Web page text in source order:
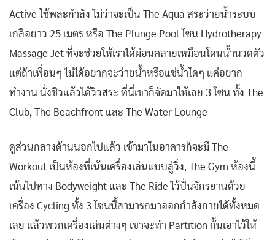
Active ใช้พละกำลัง ไม่ว่าจะเป็น The Aqua สระว่ายน้ำระบบ
เกลือยาว 25 เมตร หรือ The Plunge Pool โซน Hydrotherapy
Massage Jet ที่จะช่วยให้เราได้ผ่อนคลายเหมือนโดนน้ำนวดตัว
แต่ถ้าเพื่อนๆ ไม่ได้อยากจะว่ายน้ำหรือแช่น้ำใดๆ แค่อยาก
ทำงาน นั่งชิวแล้วได้วิวสระ ที่นี่เขาก็จัดมาให้เลย 3 โซน ทั้ง The
Club, The Beachfront และ The Water Lounge
ดูส่วนกลางด้านนอกไปแล้ว เข้ามาในอาคารก็จะมี The
Workout เป็นห้องที่เน้นเครื่องเล่นแบบลู่วิ่ง, The Gym ห้องนี้
เน้นไปทาง Bodyweight และ The Ride ไว้ปั่นจักรยานด้วย
เครื่อง Cycling ทั้ง 3 โซนนี้สามารถมาออกกำลังกายได้ทั้งหมด
เลย แล้วพวกเครื่องเล่นต่างๆ เขาจะทำ Partition กั้นเอาไว้ให้